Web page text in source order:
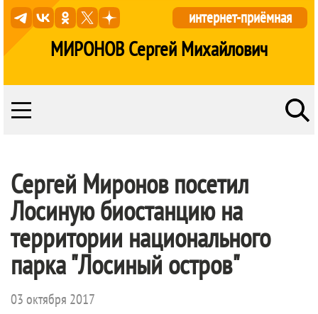
МИРОНОВ Сергей Михайлович
интернет-приёмная
Сергей Миронов посетил
Лосиную биостанцию на
территории национального
парка "Лосиный остров"
03 октября 2017